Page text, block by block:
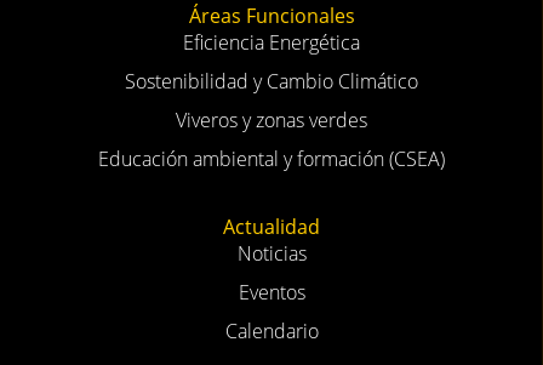
Áreas Funcionales
Eficiencia Energética
Sostenibilidad y Cambio Climático
Viveros y zonas verdes
Educación ambiental y formación (CSEA)
Actualidad
Noticias
Eventos
Calendario